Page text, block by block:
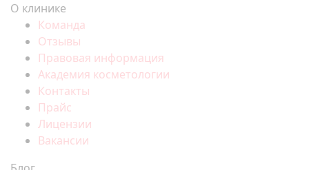
О клинике
Команда
Отзывы
Правовая информация
Академия косметологии
Контакты
Прайс
Лицензии
Вакансии